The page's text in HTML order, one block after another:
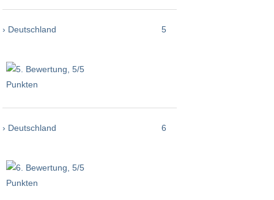
› Deutschland 5
› Deutschland 6